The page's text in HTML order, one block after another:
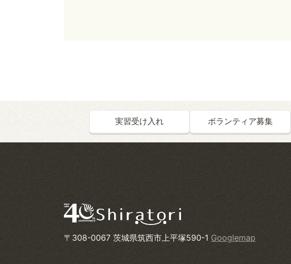
実習受け入れ ボランティア募集
〒308-0067 茨城県筑西市上平塚590-1 Googlemap